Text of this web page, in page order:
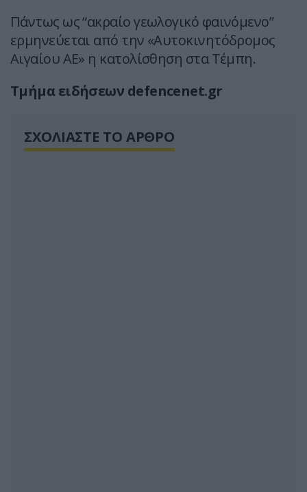
Πάντως ως “ακραίο γεωλογικό φαινόμενο”
ερμηνεύεται από την «Αυτοκινητόδρομος
Αιγαίου ΑΕ» η κατολίσθηση στα Τέμπη.
Τμήμα ειδήσεων defencenet.gr
ΣΧΟΛΙΑΣΤΕ ΤΟ ΑΡΘΡΟ